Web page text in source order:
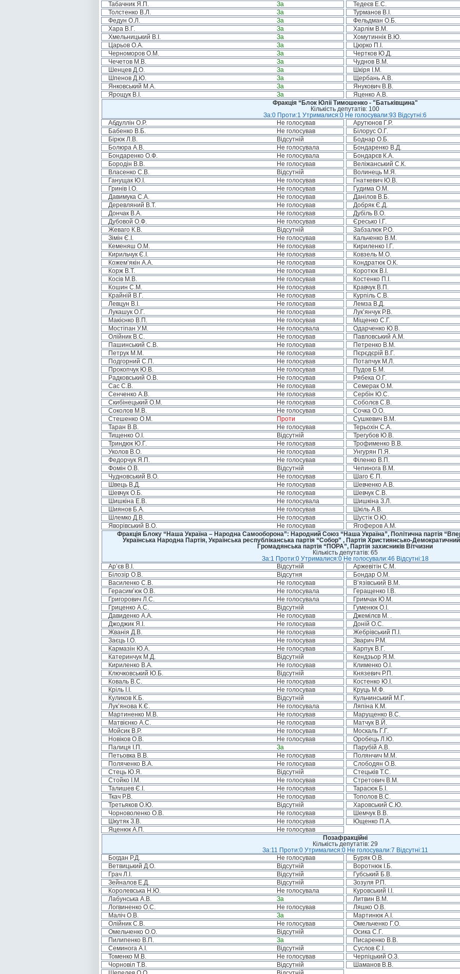
Табачник Я.П.
За Тедеєв Е.С.
Толстенко В.Л.
За Турманов В.І.
Федун О.Л.
За Фельдман О.Б.
Хара В.Г.
За Харлім В.М.
Хмельницький В.І.
За Хомутиннік В.Ю.
Царьов О.А.
За Цюрко П.І.
Черноморов О.М.
За Чертков Ю.Д.
Чечетов М.В.
За Чуднов В.М.
Шенцев Д.О.
За Шкіря І.М.
Шпенов Д.Ю.
За Щербань А.В.
Янковський М.А.
За Янукович В.В.
Ярощук В.І.
За Яценко А.В.
Фракція “Блок Юлії Тимошенко - "Батьківщина"
Кількість депутатів: 100
За:0 Проти:1 Утрималися:0 Не голосували:93 Відсутні:6
Абдуллін О.Р.
Не голосував Арутюнов Г.Р.
Бабенко В.Б.
Не голосував Білорус О.Г.
Бірюк Л.В.
Відсутній Боднар О.Б.
Болюра А.В.
Не голосувала Бондаренко В.Д.
Бондаренко О.Ф.
Не голосувала Бондарєв К.А.
Бородін В.В.
Не голосував Веліжанський С.К.
Власенко С.В.
Відсутній Волинець М.Я.
Ганущак Ю.І.
Не голосував Гнаткевич Ю.В.
Гринів І.О.
Не голосував Гудима О.М.
Давимука С.А.
Не голосував Данілов В.Б.
Деревляний В.Т.
Не голосував Добряк Є.Д.
Дончак В.А.
Не голосував Дубіль В.О.
Дубовой О.Ф.
Не голосував Єресько І.Г.
Жеваго К.В.
Відсутній Забзалюк Р.О.
Зімін Є.І.
Не голосував Кальченко В.М.
Кеменяш О.М.
Не голосував Кириленко І.Г.
Кирильчук Є.І.
Не голосував Ковзель М.О.
Кожем’якін А.А.
Не голосував Кондратюк О.К.
Корж В.Т.
Не голосував Коротюк В.І.
Косів М.В.
Не голосував Костенко П.І.
Кошин С.М.
Не голосував Кравчук В.П.
Крайній В.Г.
Не голосував Курпіль С.В.
Левцун В.І.
Не голосував Лемза В.Д.
Лукашук О.Г.
Не голосував Лук’янчук Р.В.
Макієнко В.П.
Не голосував Міщенко С.Г.
Мостіпан У.М.
Не голосувала Одарченко Ю.В.
Олійник В.С.
Не голосував Павловський А.М.
Пашинський С.В.
Не голосував Петренко В.М.
Петрук М.М.
Не голосував Пєрєдєрій В.Г.
Подгорний С.П.
Не голосував Потапчук М.Л.
Прокопчук Ю.В.
Не голосував Пудов Б.М.
Радковський О.В.
Не голосував Рябека О.Г.
Сас С.В.
Не голосував Семерак О.М.
Сенченко А.В.
Не голосував Сербін Ю.С.
Скибінецький О.М.
Не голосував Соболєв С.В.
Соколов М.В.
Не голосував Сочка О.О.
Стешенко О.М.
Проти Сушкевич В.М.
Таран В.В.
Не голосував Терьохін С.А.
Тищенко О.І.
Відсутній Трегубов Ю.В.
Триндюк Ю.Г.
Не голосував Трофименко В.В.
Уколов В.О.
Не голосував Унгурян П.Я.
Федорчук Я.П.
Не голосував Філенко В.П.
Фомін О.В.
Відсутній Чепинога В.М.
Чудновський В.О.
Не голосував Шаго Є.П.
Швець В.Д.
Не голосував Шевченко А.В.
Шевчук О.Б.
Не голосував Шевчук С.В.
Шишкіна Е.В.
Не голосувала Шишкіна З.Л.
Шиянов Б.А.
Не голосував Шкіль А.В.
Шлемко Д.В.
Не голосував Шустік О.Ю.
Яворівський В.О.
Не голосував Ягоферов А.М.
Фракція Блоку “Наша Україна – Народна Самооборона”: Народний Союз “Наша Україна”, Політична партія
Українська Народна Партія, Українська республіканська партія “Собор” , Партія Християнсько-
Громадянська партія “ПОРА”, Партія захисників Вітчизни
Кількість депутатів: 65
За:1 Проти:0 Утрималися:0 Не голосували:46 Відсутні:18
Ар’єв В.І.
Відсутній Аржевітін С.М.
Білозір О.В.
Відсутня Бондар О.М.
Василенко С.В.
Не голосував В’язівський В.М.
Герасим’юк О.В.
Не голосувала Геращенко І.В.
Григорович Л.С.
Не голосувала Гримчак Ю.М.
Гриценко А.С.
Відсутній Гуменюк О.І.
Давиденко А.А.
Не голосував Джемілєв М. .
Джоджик Я.І.
Не голосував Доній О.С.
Жванія Д.В.
Не голосував Жебрівський П.І.
Заєць І.О.
Не голосував Зварич Р.М.
Кармазін Ю.А.
Не голосував Карпук В.Г.
Катеринчук М.Д.
Відсутній Кендзьор Я.М.
Кириленко В.А.
Не голосував Клименко О.І.
Ключковський Ю.Б.
Відсутній Князевич Р.П.
Коваль В.С.
Не голосував Костенко Ю.І.
Кріль І.І.
Не голосував Круць М.Ф.
Куликов К.Б.
Відсутній Кульчинський М.Г.
Лук’янова К.Є.
Не голосувала Ляпіна К.М.
Мартиненко М.В.
Не голосував Марущенко В.С.
Матвієнко А.С.
Не голосував Матчук В.Й.
Мойсик В.Р.
Не голосував Москаль Г.Г.
Новіков О.В.
Не голосував Оробець Л.Ю.
Палиця І.П.
За Парубій А.В.
Петьовка В.В.
Не голосував Полянчич М.М.
Поляченко В.А.
Не голосував Слободян О.В.
Стець Ю.Я.
Відсутній Стецьків Т.С.
Стойко І.М.
Не голосував Стретович В.М.
Талишев Є.І.
Не голосував Тарасюк Б.І.
Ткач Р.В.
Не голосував Тополов В.С.
Третьяков О.Ю.
Відсутній Харовський С.Ю.
Чорноволенко О.В.
Не голосував Шемчук В.В.
Шкутяк З.В.
Не голосував Ющенко П.А.
Яценюк А.П.
Не голосував
Позафракційні
Кількість депутатів: 29
За:11 Проти:0 Утрималися:0 Не голосували:7 Відсутні:11
Богдан Р.Д.
Не голосував Буряк О.В.
Ветвицький Д.О.
Відсутній Воротнюк І.Б.
Грач Л.І.
Відсутній Губський Б.В.
Зейналов Е.Д.
Відсутній Зозуля Р.П.
Королевська Н.Ю.
Не голосувала Куровський І.І.
Лабунська А.В.
За Литвин В.М.
Логвиненко О.С.
Не голосував Ляшко О.В.
Маліч О.В.
За Мартинюк А.І.
Олійник С.В.
Не голосував Омельченко Г.О.
Омельченко О.О.
Відсутній Осика С.Г.
Пилипенко В.П.
За Писаренко В.В.
Семинога А.І.
Відсутній Суслов Є.І.
Томенко М.В.
Не голосував Черпіцький О.З.
Чорновіл Т.В.
Відсутній Шаманов В.В.